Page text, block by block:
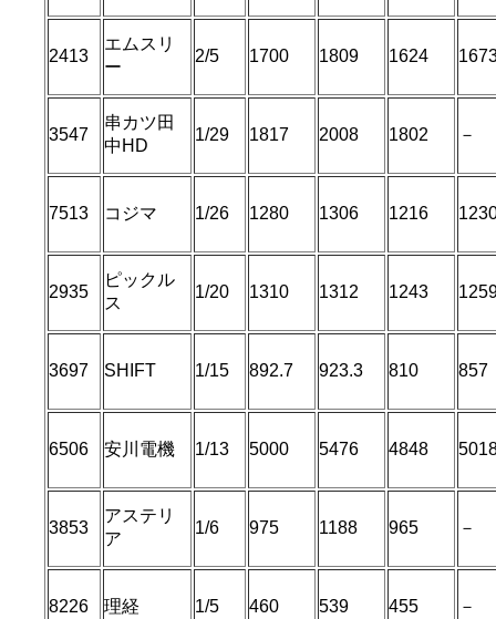
2413
エムスリ
ー
2/5 1700 1809 1624
3547
串カツ田
中HD
1/29 1817 2008 1802 －
7513 コジマ 1/26 1280 1306 1216
2935
ピックル
ス
1/20 1310 1312 1243
3697 SHIFT 1/15 892.7 923.3 810 857
6506 安川電機 1/13 5000 5476 4848
3853
アステリ
ア
1/6 975 1188 965 －
8226 理経 1/5 460 539 455 －